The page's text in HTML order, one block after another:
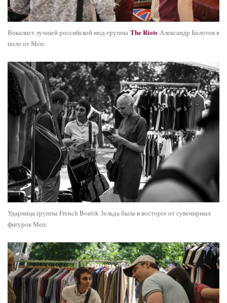
Вокалист лучшей российской мод-группы The Riots Александр Болотов в
поло от Merc
Ударница группы French Boutik Зельда была в восторге от сувенирных
фигурок Merc